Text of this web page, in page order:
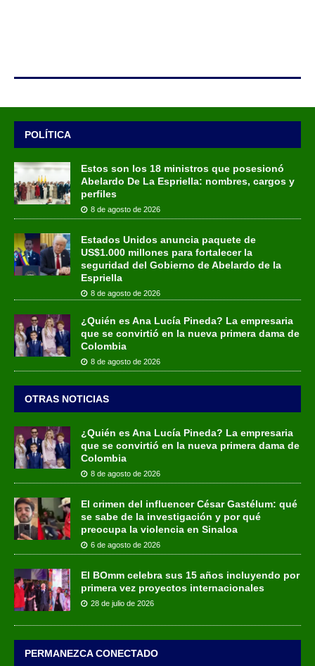
POLÍTICA
Estos son los 18 ministros que posesionó
Abelardo De La Espriella: nombres, cargos y
perfiles
8 de agosto de 2026
Estados Unidos anuncia paquete de
US$1.000 millones para fortalecer la
seguridad del Gobierno de Abelardo de la
Espriella
8 de agosto de 2026
¿Quién es Ana Lucía Pineda? La empresaria
que se convirtió en la nueva primera dama de
Colombia
8 de agosto de 2026
OTRAS NOTICIAS
¿Quién es Ana Lucía Pineda? La empresaria
que se convirtió en la nueva primera dama de
Colombia
8 de agosto de 2026
El crimen del influencer César Gastélum: qué
se sabe de la investigación y por qué
preocupa la violencia en Sinaloa
6 de agosto de 2026
El BOmm celebra sus 15 años incluyendo por
primera vez proyectos internacionales
28 de julio de 2026
PERMANEZCA CONECTADO